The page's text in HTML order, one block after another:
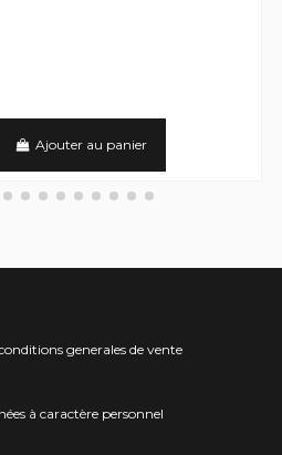
Ajouter au panier
generales de vente
à caractère personnel